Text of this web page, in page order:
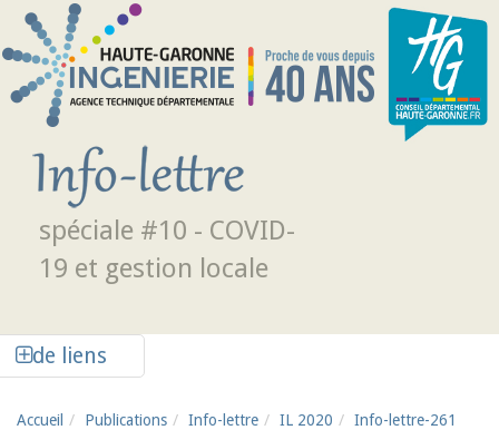
Aller au contenu principal
spéciale #10 - COVID-
19 et gestion locale
de liens
Accueil Publications Info-lettre IL 2020 Info-lettre-261